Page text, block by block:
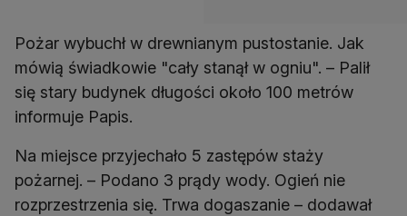
Pożar wybuchł w drewnianym pustostanie. Jak
mówią świadkowie "cały stanął w ogniu". – Palił
się stary budynek długości około 100 metrów
informuje Papis.
Na miejsce przyjechało 5 zastępów staży
pożarnej. – Podano 3 prądy wody. Ogień nie
rozprzestrzenia się. Trwa dogaszanie – dodawał